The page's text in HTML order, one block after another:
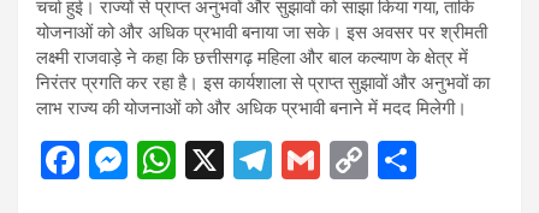
चर्चा हुई। राज्यों से प्राप्त अनुभवों और सुझावों को साझा किया गया, ताकि
योजनाओं को और अधिक प्रभावी बनाया जा सके। इस अवसर पर श्रीमती
लक्ष्मी राजवाड़े ने कहा कि छत्तीसगढ़ महिला और बाल कल्याण के क्षेत्र में
निरंतर प्रगति कर रहा है। इस कार्यशाला से प्राप्त सुझावों और अनुभवों का
लाभ राज्य की योजनाओं को और अधिक प्रभावी बनाने में मदद मिलेगी।
F
M W X
T
G
C